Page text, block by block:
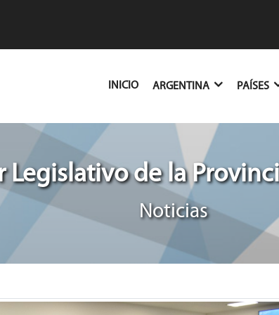
INICIO(CURRENT)
ARGENTINA PAÍSES
Legislativo de la
Noticias